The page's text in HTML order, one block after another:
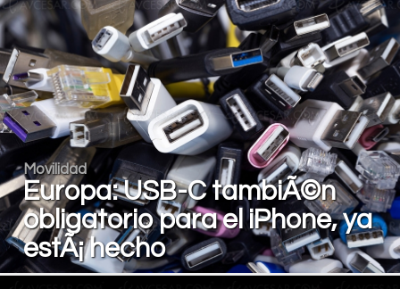
Movilidad
Europa: USB-C tambiÃ©n
obligatorio para el iPhone, ya
estÃ¡ hecho